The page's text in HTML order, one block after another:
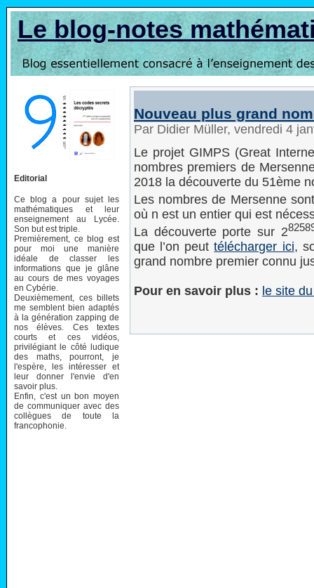
Le blog-notes
Editorial
Ce blog a pour sujet les
mathématiques et leur
enseignement au Lycée.
Son but est triple.
Premièrement, ce blog est
pour moi une manière
idéale de classer les
informations que je glâne
au cours de mes voyages
en Cybérie.
Deuxièmement, ces billets
me semblent bien adaptés
à la génération zapping de
nos élèves. Ces textes
courts et ces vidéos,
privilégiant le côté ludique
des maths, pourront, je
l'espère, les intéresser et
leur donner l'envie d'en
savoir plus.
Enfin, c'est un bon moyen
de communiquer avec des
collègues de toute la
francophonie.
Nouveau plus grand
Par Didier Müller, vendredi 4
Le projet GIMPS (Great
nombres premiers de
2018 la découverte du 51ème
Les nombres de Mersenne
où n est un entier qui est
La découverte porte sur 2
que l’on peuttélécharger ici,
grand nombre premier connu
Pour en savoir plus : le site